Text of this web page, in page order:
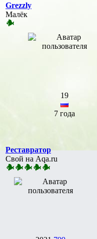
Grezzly
Малёк
19
7 года
Реставратор
Свой на Aqa.ru